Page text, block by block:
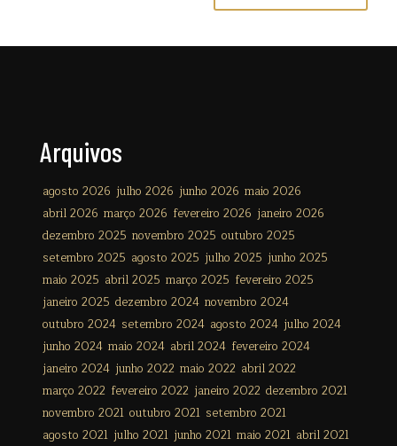
Arquivos
agosto 2026 julho 2026 junho 2026 maio 2026
abril 2026 março 2026 fevereiro 2026 janeiro 2026
dezembro 2025 novembro 2025 outubro 2025
setembro 2025 agosto 2025 julho 2025 junho 2025
maio 2025 abril 2025 março 2025 fevereiro 2025
janeiro 2025 dezembro 2024 novembro 2024
outubro 2024 setembro 2024 agosto 2024 julho 2024
junho 2024 maio 2024 abril 2024 fevereiro 2024
janeiro 2024 junho 2022 maio 2022 abril 2022
março 2022 fevereiro 2022 janeiro 2022 dezembro 2021
novembro 2021 outubro 2021 setembro 2021
agosto 2021 julho 2021 junho 2021 maio 2021 abril 2021